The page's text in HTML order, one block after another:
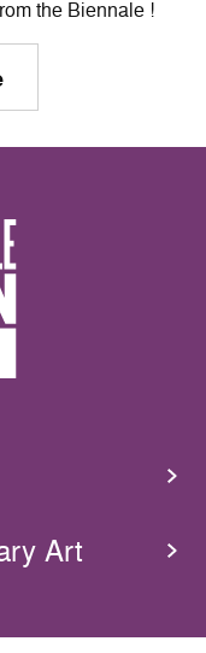
the Biennale !
Art